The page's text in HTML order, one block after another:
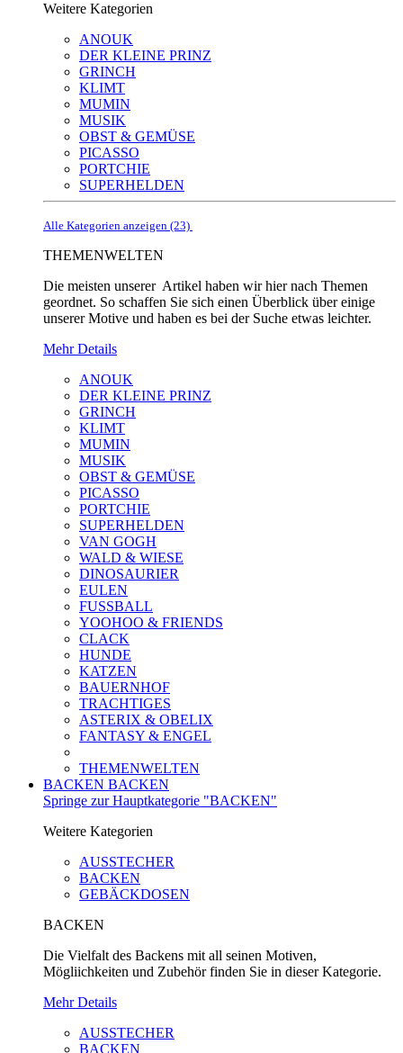
Weitere Kategorien
ANOUK
DER KLEINE PRINZ
GRINCH
KLIMT
MUMIN
MUSIK
OBST & GEMÜSE
PICASSO
PORTCHIE
SUPERHELDEN
Alle Kategorien anzeigen (23)
THEMENWELTEN
Die meisten unserer Artikel haben wir hier nach Themen
geordnet. So schaffen Sie sich einen Überblick über einige
unserer Motive und haben es bei der Suche etwas leichter.
Mehr Details
ANOUK
DER KLEINE PRINZ
GRINCH
KLIMT
MUMIN
MUSIK
OBST & GEMÜSE
PICASSO
PORTCHIE
SUPERHELDEN
VAN GOGH
WALD & WIESE
DINOSAURIER
EULEN
FUSSBALL
YOOHOO & FRIENDS
CLACK
HUNDE
KATZEN
BAUERNHOF
TRACHTIGES
ASTERIX & OBELIX
FANTASY & ENGEL
THEMENWELTEN
BACKEN BACKEN
Springe zur Hauptkategorie "BACKEN"
Weitere Kategorien
AUSSTECHER
BACKEN
GEBÄCKDOSEN
BACKEN
Die Vielfalt des Backens mit all seinen Motiven,
Mögliichkeiten und Zubehör finden Sie in dieser Kategorie.
Mehr Details
AUSSTECHER
BACKEN